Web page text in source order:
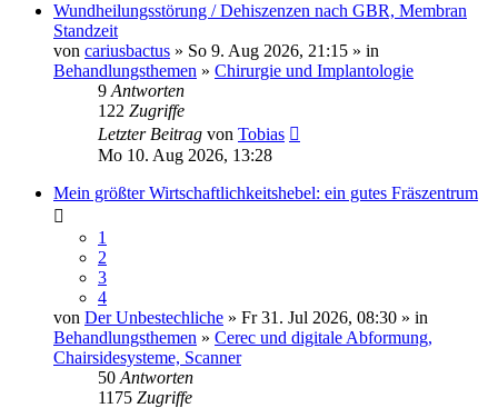
Wundheilungsstörung / Dehiszenzen nach GBR, Membran
Standzeit
von cariusbactus » So 9. Aug 2026, 21:15 » in
Behandlungsthemen » Chirurgie und Implantologie
9 Antworten
122 Zugriffe
Letzter Beitrag von Tobias
Mo 10. Aug 2026, 13:28
Mein größter Wirtschaftlichkeitshebel: ein gutes Fräszentrum
1
2
3
4
von Der Unbestechliche » Fr 31. Jul 2026, 08:30 » in
Behandlungsthemen » Cerec und digitale Abformung,
Chairsidesysteme, Scanner
50 Antworten
1175 Zugriffe